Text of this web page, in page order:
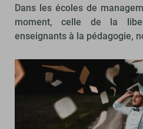
Dans les écoles de
moment, celle de la
enseignants à la pédagogie,